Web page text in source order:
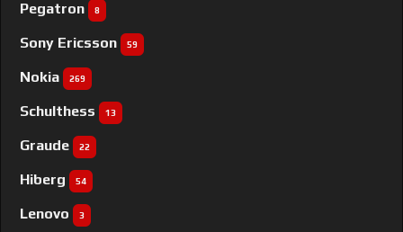
Pegatron 8
Sony Ericsson 59
Nokia 269
Schulthess 13
Graude 22
Hiberg 54
Lenovo 3